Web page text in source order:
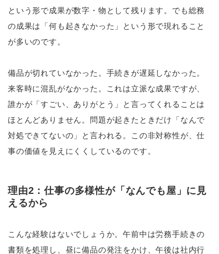
という形で成果が数字・物として残ります。でも総務
の成果は「何も起きなかった」という形で現れること
が多いのです。
備品が切れていなかった。手続きが遅延しなかった。
来客時に混乱がなかった。これは立派な成果ですが、
誰かが「すごい、ありがとう」と言ってくれることは
ほとんどありません。問題が起きたときだけ「なんで
対処できてないの」と言われる。この非対称性が、仕
事の価値を見えにくくしているのです。
理由2：仕事の多様性が「なんでも屋」に見
えるから
こんな経験はないでしょうか。午前中は労務手続きの
書類を処理し、昼に備品の発注をかけ、午後は社内行